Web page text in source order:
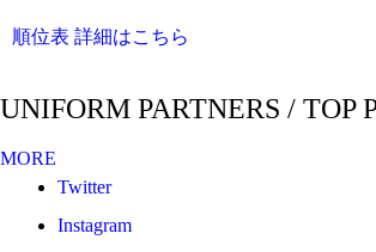
順位表 詳細はこちら
UNIFORM PARTNERS / TOP
MORE
Twitter
Instagram